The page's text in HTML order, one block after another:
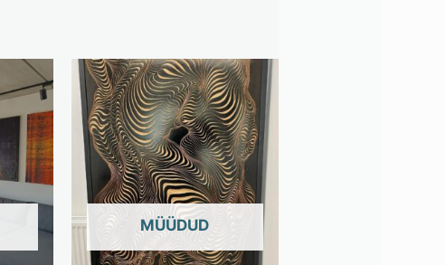
OUT OF STOCK